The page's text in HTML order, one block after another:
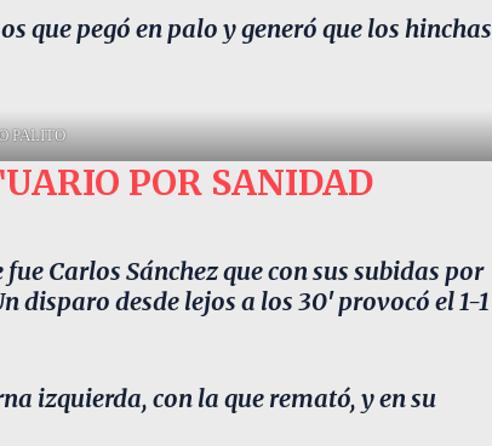
que pegó en palo y generó que los hinchas
PALITO
POR SANIDAD
Carlos Sánchez que con sus subidas por
desde lejos a los 30′ provocó el 1-1
izquierda, con la que remató, y en su